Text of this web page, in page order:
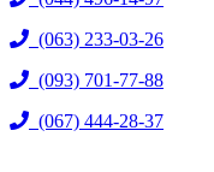
(063) 233-03-26
(093) 701-77-88
(067) 444-28-37